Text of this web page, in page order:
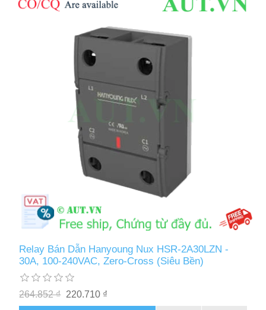
Relay Bán Dẫn Hanyoung Nux HSR-2A30LZN -
30A, 100-240VAC, Zero-Cross (Siêu Bền)
264.852 ₫ 220.710 ₫